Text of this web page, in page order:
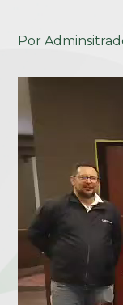
Por
Reproductor
de
vídeo